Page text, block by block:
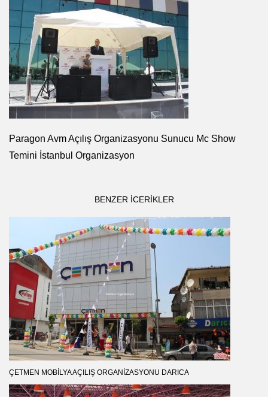
Paragon Avm Açılış Organizasyonu Sunucu Mc Show
Temini İstanbul Organizasyon
BENZER ICERIKLER
ÇETMEN MOBILYA AÇILIŞ ORGANIZASYONU DARICA